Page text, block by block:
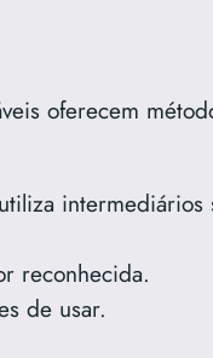
oferecem
intermediários
reconhecida.
de usar.